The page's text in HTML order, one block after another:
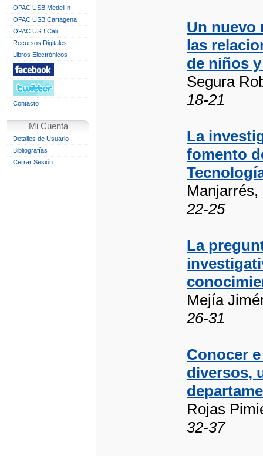
OPAC USB Medellín
OPAC USB Cartagena
OPAC USB Cali
Recursos Digitales
Libros Electrónicos
Contacto
Mi Cuenta
Detalles de Usuario
Bibliografías
Cerrar Sesión
Un nuevo
las
de niños
Segura
18-21
La
fomento
22-25
La
Mejía
26-31
Conocer
diversos,
Rojas
32-37